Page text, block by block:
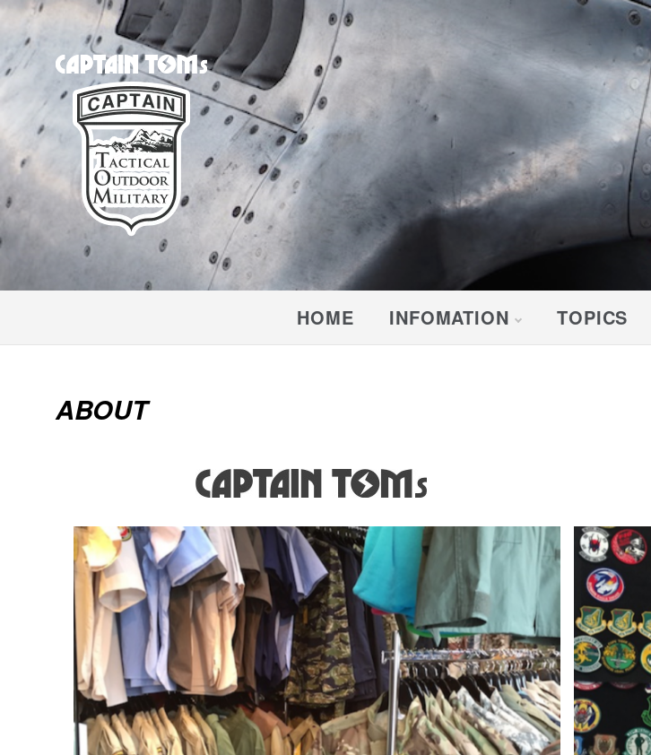
CAPTAIN TOM'S
キャプテントム
HOME INFOMATION TOPICS
ABOUT